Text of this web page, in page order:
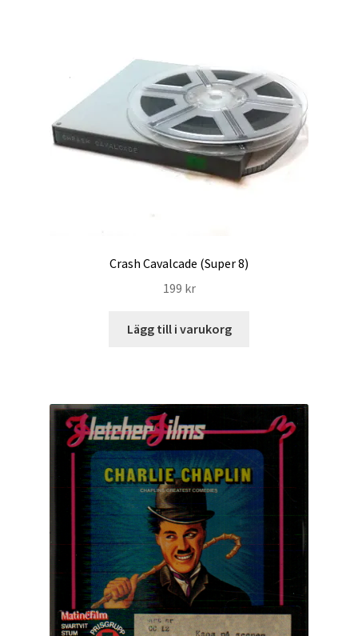
Crash Cavalcade (Super 8)
199 kr
Lägg till i varukorg